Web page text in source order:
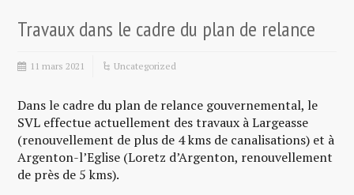
Travaux dans le cadre du plan de relance
11 mars 2021 Uncategorized
Dans le cadre du plan de relance gouvernemental, le
SVL effectue actuellement des travaux à Largeasse
(renouvellement de plus de 4 kms de canalisations) et à
Argenton-l’Eglise (Loretz d’Argenton, renouvellement
de près de 5 kms).